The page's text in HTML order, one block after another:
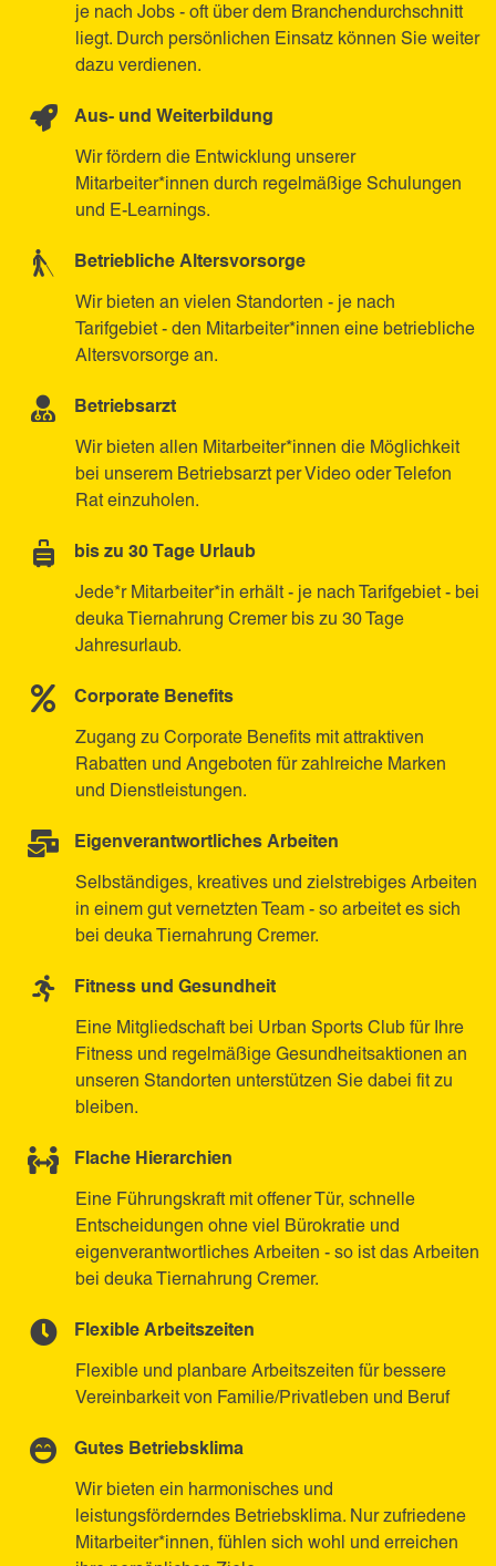
je nach Jobs - oft über dem Branchendurchschnitt
liegt. Durch persönlichen Einsatz können Sie weiter
dazu verdienen.
Aus- und Weiterbildung
Wir fördern die Entwicklung unserer
Mitarbeiter*innen durch regelmäßige Schulungen
und E-Learnings.
Betriebliche Altersvorsorge
Wir bieten an vielen Standorten - je nach
Tarifgebiet - den Mitarbeiter*innen eine betriebliche
Altersvorsorge an.
Betriebsarzt
Wir bieten allen Mitarbeiter*innen die Möglichkeit
bei unserem Betriebsarzt per Video oder Telefon
Rat einzuholen.
bis zu 30 Tage Urlaub
Jede*r Mitarbeiter*in erhält - je nach Tarifgebiet - bei
deuka Tiernahrung Cremer bis zu 30 Tage
Jahresurlaub.
Corporate Benefits
Zugang zu Corporate Benefits mit attraktiven
Rabatten und Angeboten für zahlreiche Marken
und Dienstleistungen.
Eigenverantwortliches Arbeiten
Selbständiges, kreatives und zielstrebiges Arbeiten
in einem gut vernetzten Team - so arbeitet es sich
bei deuka Tiernahrung Cremer.
Fitness und Gesundheit
Eine Mitgliedschaft bei Urban Sports Club für Ihre
Fitness und regelmäßige Gesundheitsaktionen an
unseren Standorten unterstützen Sie dabei fit zu
bleiben.
Flache Hierarchien
Eine Führungskraft mit offener Tür, schnelle
Entscheidungen ohne viel Bürokratie und
eigenverantwortliches Arbeiten - so ist das Arbeiten
bei deuka Tiernahrung Cremer.
Flexible Arbeitszeiten
Flexible und planbare Arbeitszeiten für bessere
Vereinbarkeit von Familie/Privatleben und Beruf
Gutes Betriebsklima
Wir bieten ein harmonisches und
leistungsförderndes Betriebsklima. Nur zufriedene
Mitarbeiter*innen, fühlen sich wohl und erreichen